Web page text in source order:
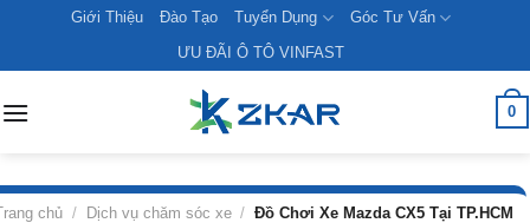
content
Giới Thiệu Đào Tạo Tuyển Dụng
Góc Tư Vấn
ƯU ĐÃI Ô TÔ VINFAST
0
chủ / Dịch vụ chăm sóc xe / Đồ Chơi Xe Mazda CX5 Tại TP.HCM